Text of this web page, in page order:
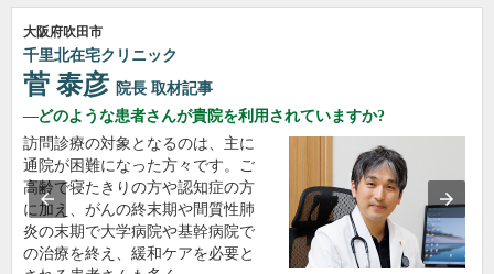
大阪府吹田市
千里北在宅クリニック
菅 泰彦 院長 取材記事
どのような患者さんが貴院を利用されていますか?
訪問診療の対象となるのは、主に
通院が困難になった方々です。ご
高齢で寝たきりの方や認知症の方
に加え、がんの終末期や間質性肺
炎の末期で大学病院や基幹病院で
の治療を終え、緩和ケアを必要と